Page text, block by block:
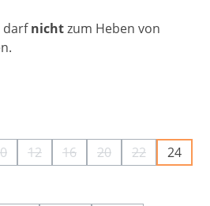
darfnichtzum Heben von
nicht verfügbar.)
nicht verfügbar.)
ist zurzeit nicht verfügbar.)
Option ist zurzeit nicht verfügbar.)
(Diese Option ist zurzeit nicht
12(Diese Option ist zurzeit nicht
16(Diese Option ist zurzeit
20(Diese Option ist
22(Diese24